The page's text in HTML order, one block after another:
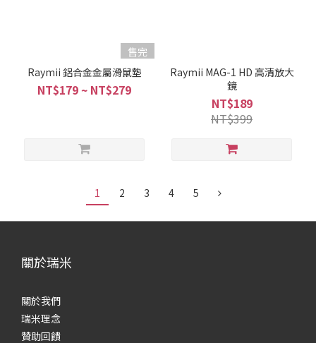
售完
Raymii 鋁合金金屬滑鼠墊
NT$179 ~ NT$279
Raymii MAG-1 HD 高清放大
鏡
NT$189
NT$399
1 2 3 4 5
關於瑞米
關於我們
瑞米理念
贊助回饋